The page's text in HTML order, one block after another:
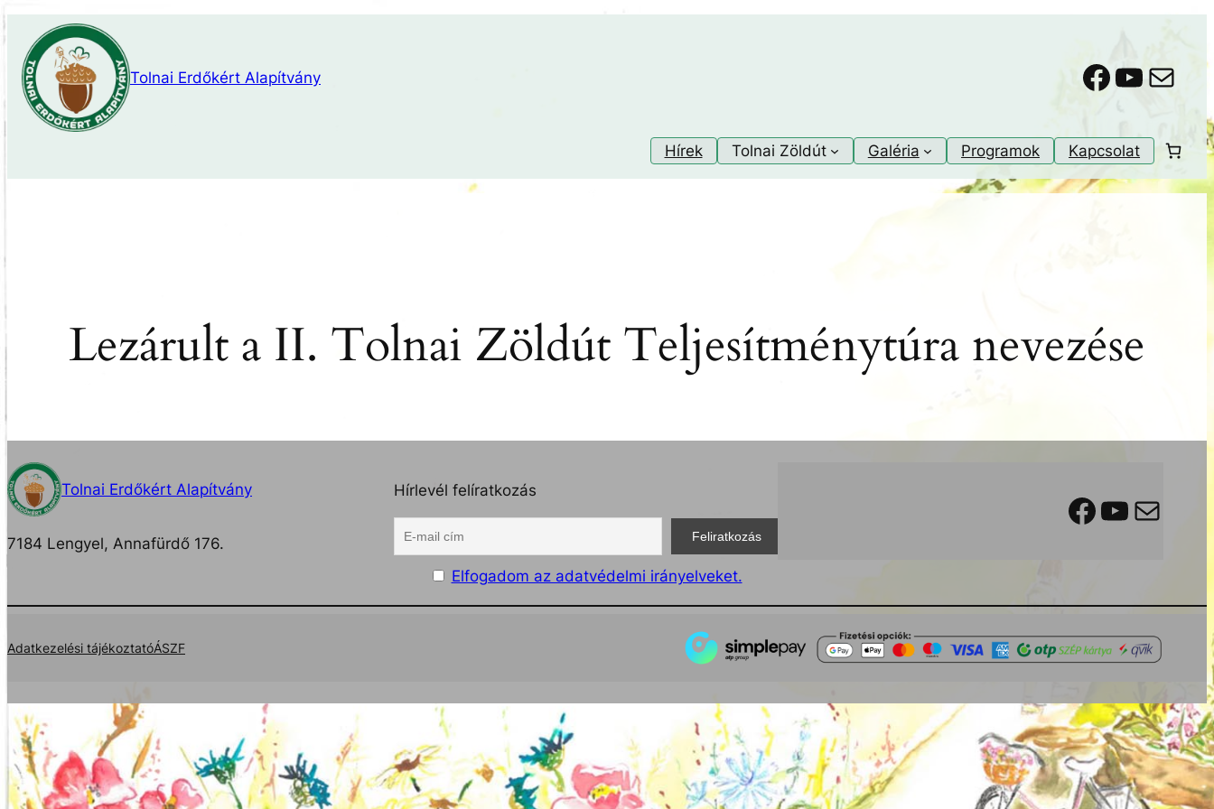
Ugrás
tartalomhoz
Tolnai Erdőkért Alapítvány Mail
Hírek Tolnai Zöldút Galéria Programok Kapcsolat
Lezárult a II. Tolnai Zöldút Teljesítménytúra nevezése
Tolnai Erdőkért Alapítvány
7184 Lengyel, Annafürdő 176.
Hírlevél felíratkozás
Elfogadom az adatvédelmi irányelveket.
Facebook YouTube Mail
Adatkezelési tájékoztatóÁSZF